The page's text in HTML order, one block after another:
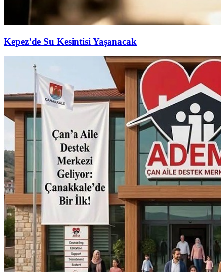
Kepez’de Su Kesintisi Yaşanacak